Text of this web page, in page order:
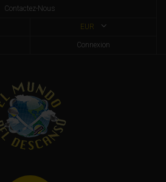
Contactez-Nous
EUR
Connexion